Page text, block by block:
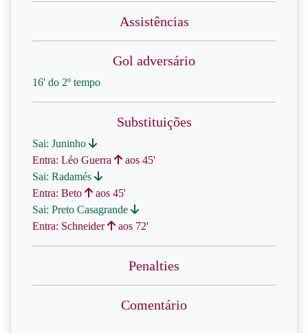
Assistências
Gol adversário
16' do 2º tempo
Substituições
Sai: Juninho
Entra: Léo Guerra
aos 45'
Sai: Radamés
Entra: Beto
aos 45'
Sai: Preto Casagrande
Entra: Schneider
aos 72'
Penalties
Comentário